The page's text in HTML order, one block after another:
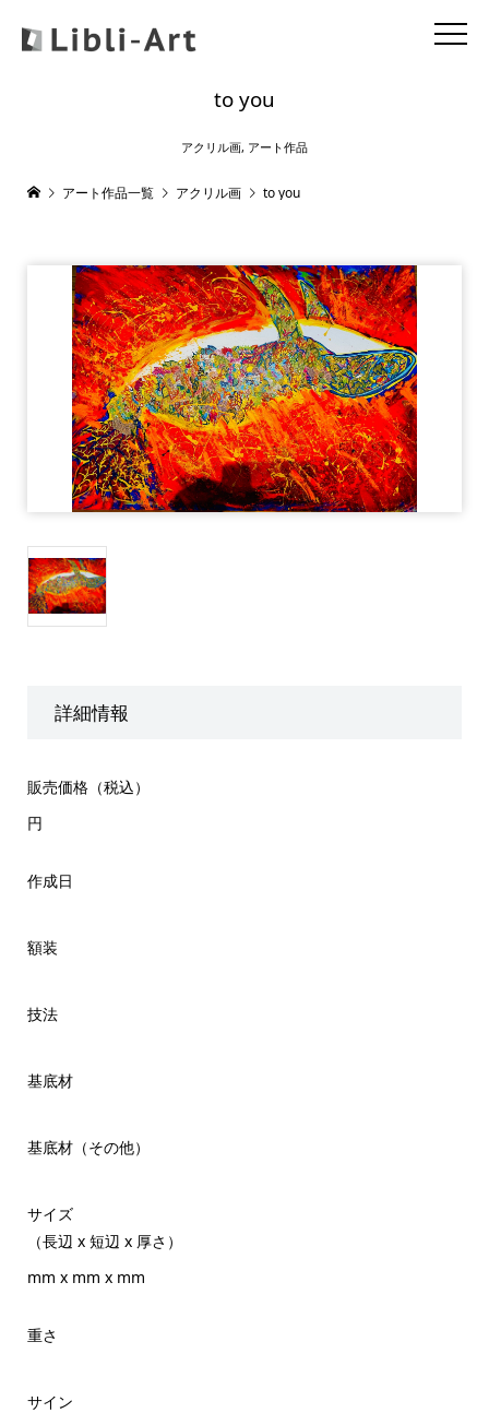
to you
アクリル画, アート作品
アート作品一覧 アクリル画 to you
詳細情報
販売価格（税込）
円
作成日
額装
技法
基底材
基底材（その他）
サイズ
（長辺 x 短辺 x 厚さ）
mm x mm x mm
重さ
サイン